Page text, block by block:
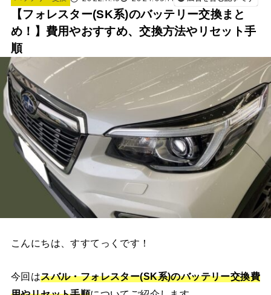
【フォレスター(SK系)のバッテリー交換まと
め！】費用やおすすめ、交換方法やリセット手
順
こんにちは、すすてっくです！
今回はスバル・フォレスター(SK系)のバッテリー交換費